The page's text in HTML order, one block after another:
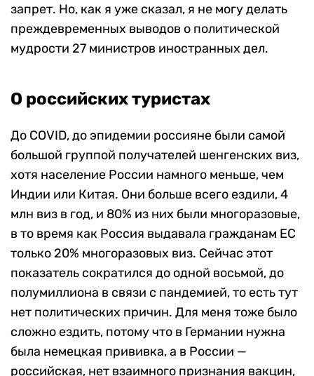
запрет. Но, как я уже сказал, я не могу делать
преждевременных выводов о политической
мудрости 27 министров иностранных дел.
О российских туристах
До COVID, до эпидемии россияне были самой
большой группой получателей шенгенских виз,
хотя население России намного меньше, чем
Индии или Китая. Они больше всего ездили, 4
млн виз в год, и 80% из них были многоразовые,
в то время как Россия выдавала гражданам ЕС
только 20% многоразовых виз. Сейчас этот
показатель сократился до одной восьмой, до
полумиллиона в связи с пандемией, то есть тут
нет политических причин. Для меня тоже было
сложно ездить, потому что в Германии нужна
была немецкая прививка, а в России —
российская, нет взаимного признания вакцин,